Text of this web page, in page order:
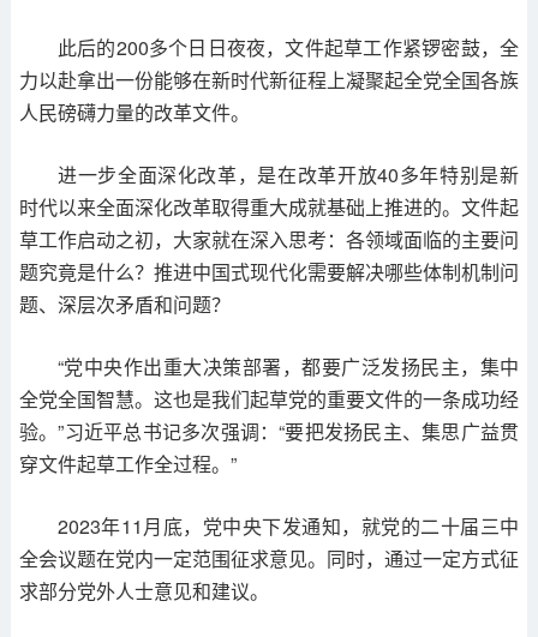
此后的200多个日日夜夜，文件起草工作紧锣密鼓，全
力以赴拿出一份能够在新时代新征程上凝聚起全党全国各族
人民磅礴力量的改革文件。
进一步全面深化改革，是在改革开放40多年特别是新
时代以来全面深化改革取得重大成就基础上推进的。文件起
草工作启动之初，大家就在深入思考：各领域面临的主要问
题究竟是什么？推进中国式现代化需要解决哪些体制机制问
题、深层次矛盾和问题？
“党中央作出重大决策部署，都要广泛发扬民主，集中
全党全国智慧。这也是我们起草党的重要文件的一条成功经
验。”习近平总书记多次强调：“要把发扬民主、集思广益贯
穿文件起草工作全过程。”
2023年11月底，党中央下发通知，就党的二十届三中
全会议题在党内一定范围征求意见。同时，通过一定方式征
求部分党外人士意见和建议。